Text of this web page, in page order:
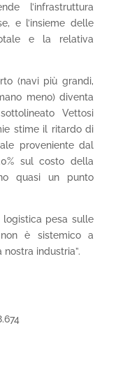
l’infrastruttura
e l’insieme delle
e la relativa
(navi più grandi,
meno) diventa
Vettosi
stime il ritardo di
proveniente dal
sul costo della
quasi un punto
logistica pesa sulle
è sistemico a
industria”.